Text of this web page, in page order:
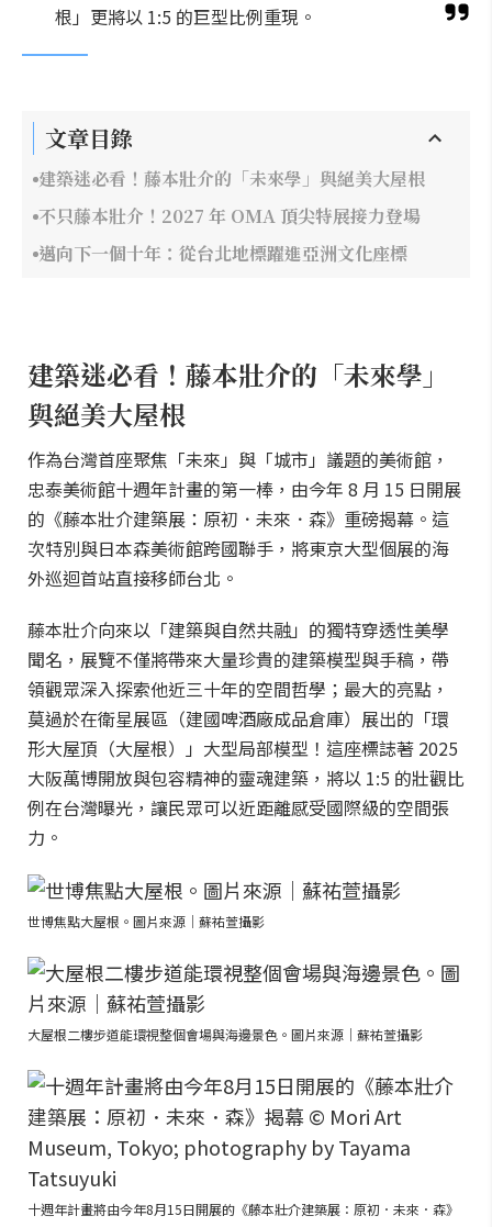
根」更將以 1:5 的巨型比例重現。
文章目錄
建築迷必看！藤本壯介的「未來學」與絕美大屋根
不只藤本壯介！2027 年 OMA 頂尖特展接力登場
邁向下一個十年：從台北地標躍進亞洲文化座標
建築迷必看！藤本壯介的「未來學」
與絕美大屋根
作為台灣首座聚焦「未來」與「城市」議題的美術館，
忠泰美術館十週年計畫的第一棒，由今年 8 月 15 日開展
的《藤本壯介建築展：原初．未來．森》重磅揭幕。這
次特別與日本森美術館跨國聯手，將東京大型個展的海
外巡迴首站直接移師台北。
藤本壯介向來以「建築與自然共融」的獨特穿透性美學
聞名，展覽不僅將帶來大量珍貴的建築模型與手稿，帶
領觀眾深入探索他近三十年的空間哲學；最大的亮點，
莫過於在衛星展區（建國啤酒廠成品倉庫）展出的「環
形大屋頂（大屋根）」大型局部模型！這座標誌著 2025
大阪萬博開放與包容精神的靈魂建築，將以 1:5 的壯觀比
例在台灣曝光，讓民眾可以近距離感受國際級的空間張
力。
世博焦點大屋根。圖片來源｜蘇祐萱攝影
大屋根二樓步道能環視整個會場與海邊景色。圖片來源｜蘇祐萱攝影
十週年計畫將由今年8月15日開展的《藤本壯介建築展：原初．未來．森》